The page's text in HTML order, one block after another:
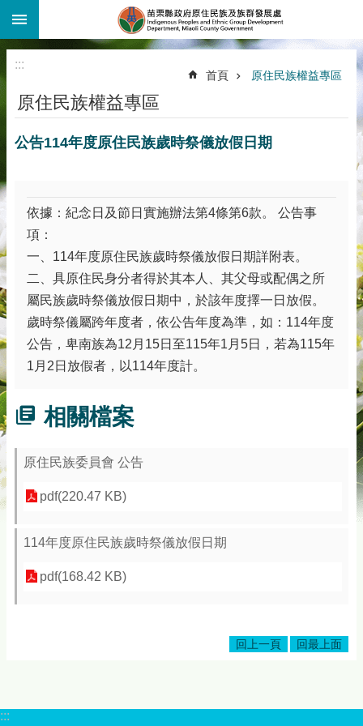
跳到主要內容區塊
:::
首頁 原住民族權益專區
原住民族權益專區
公告114年度原住民族歲時祭儀放假日期
依據：紀念日及節日實施辦法第4條第6款。 公告事
項：
一、114年度原住民族歲時祭儀放假日期詳附表。
二、具原住民身分者得於其本人、其父母或配偶之所
屬民族歲時祭儀放假日期中，於該年度擇一日放假。
歲時祭儀屬跨年度者，依公告年度為準，如：114年度
公告，卑南族為12月15日至115年1月5日，若為115年
1月2日放假者，以114年度計。
相關檔案
原住民族委員會 公告
pdf(220.47 KB)
114年度原住民族歲時祭儀放假日期
pdf(168.42 KB)
回上一頁 回最上面
:::